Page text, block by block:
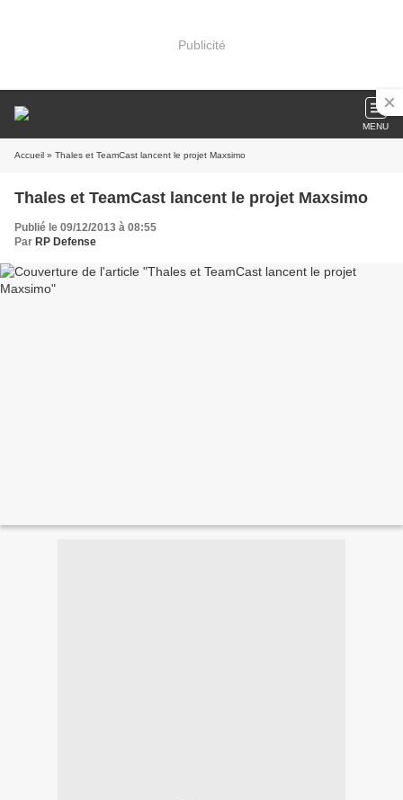
Publicité
MENU
Accueil » Thales et TeamCast lancent le projet Maxsimo
Thales et TeamCast lancent le projet Maxsimo
Publié le 09/12/2013 à 08:55
Par RP Defense